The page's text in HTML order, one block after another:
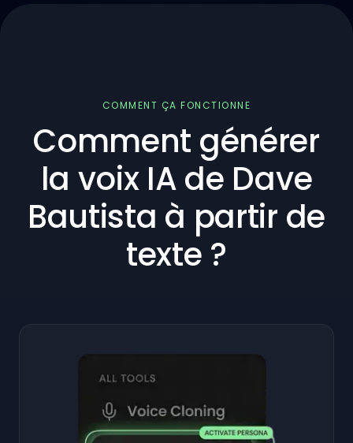
COMMENT ÇA FONCTIONNE
Comment générer
la voix IA de Dave
Bautista à partir de
texte ?